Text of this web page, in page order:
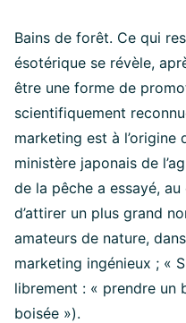
Bains de forêt. Ce qui
ésotérique se révèle,
être une forme de
scientifiquement
marketing est à
ministère japonais de
de la pêche a essayé,
d’attirer un plus grand
amateurs de nature,
marketing ingénieux ; «
librement : « prendre un
boisée »).